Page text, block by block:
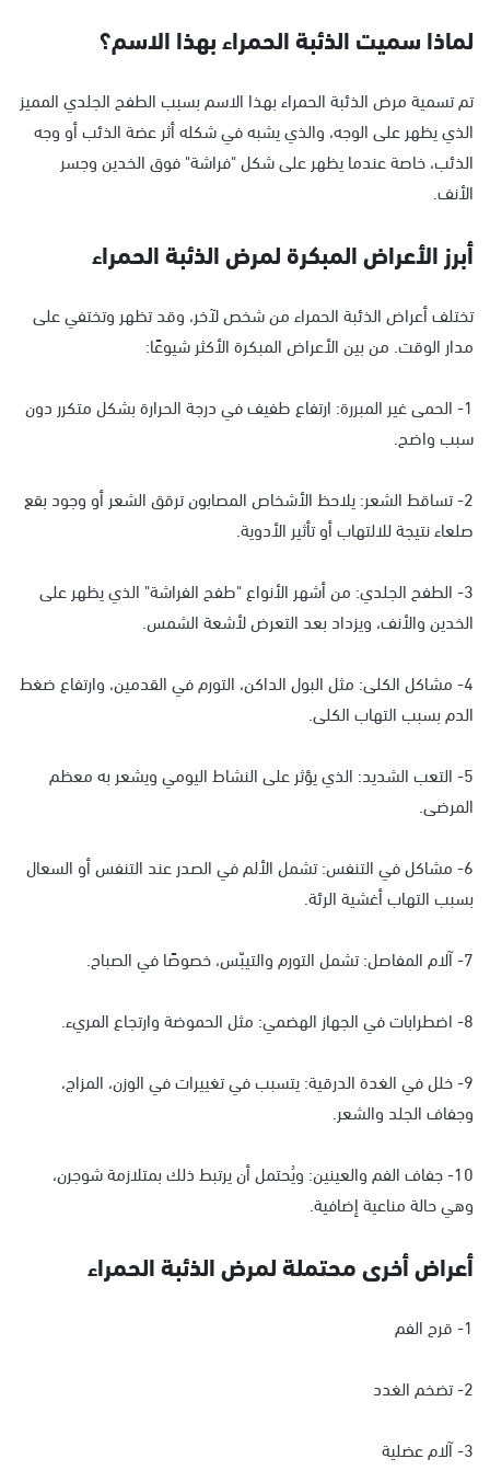
لماذا سميت الذئبة الحمراء بهذا الاسم؟
تم تسمية مرض الذئبة الحمراء بهذا الاسم بسبب الطفح الجلدي المميز
الذي يظهر على الوجه، والذي يشبه في شكله أثر عضة الذئب أو وجه
الذئب، خاصة عندما يظهر على شكل "فراشة" فوق الخدين وجسر
الأنف.
أبرز الأعراض المبكرة لمرض الذئبة الحمراء
تختلف أعراض الذئبة الحمراء من شخص لآخر، وقد تظهر وتختفي على
مدار الوقت. من بين الأعراض المبكرة الأكثر شيوعًا:
1- الحمى غير المبررة: ارتفاع طفيف في درجة الحرارة بشكل متكرر دون
سبب واضح.
2- تساقط الشعر: يلاحظ الأشخاص المصابون ترقق الشعر أو وجود بقع
صلعاء نتيجة للالتهاب أو تأثير الأدوية.
3- الطفح الجلدي: من أشهر الأنواع "طفح الفراشة" الذي يظهر على
الخدين والأنف، ويزداد بعد التعرض لأشعة الشمس.
4- مشاكل الكلى: مثل البول الداكن، التورم في القدمين، وارتفاع ضغط
الدم بسبب التهاب الكلى.
5- التعب الشديد: الذي يؤثر على النشاط اليومي ويشعر به معظم
المرضى.
6- مشاكل في التنفس: تشمل الألم في الصدر عند التنفس أو السعال
بسبب التهاب أغشية الرئة.
7- آلام المفاصل: تشمل التورم والتيبّس، خصوصًا في الصباح.
8- اضطرابات في الجهاز الهضمي: مثل الحموضة وارتجاع المريء.
9- خلل في الغدة الدرقية: يتسبب في تغييرات في الوزن، المزاج،
وجفاف الجلد والشعر.
10- جفاف الفم والعينين: ويُحتمل أن يرتبط ذلك بمتلازمة شوجرن،
وهي حالة مناعية إضافية.
أعراض أخرى محتملة لمرض الذئبة الحمراء
1- قرح الفم
2- تضخم الغدد
3- آلام عضلية